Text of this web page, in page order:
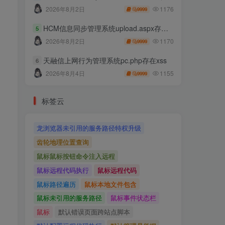
2026年8月2日 9999 1176
5 HCM信息同步管理系统upload.aspx存在任意文件上传
2026年8月2日 9999 1170
6 天融信上网行为管理系统pc.php存在xss
2026年8月4日 9999 1155
标签云
龙浏览器未引用的服务路径特权升级
齿轮地理位置查询
鼠标鼠标按钮命令注入远程
鼠标远程代码执行
鼠标远程代码
鼠标路径遍历
鼠标本地文件包含
鼠标未引用的服务路径
鼠标事件状态栏
鼠标
默认错误页面跨站点脚本